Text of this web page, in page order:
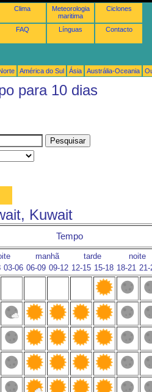
Clima
Meteorologia
maritima
Ciclones
FAQ Línguas Contacto
América do Sul Ásia Austrália-Oceania
para 10 dias
Kuwait
Tempo
manhã tarde
noite
03-06 06-09 09-12 12-15 15-18 18-21 21-